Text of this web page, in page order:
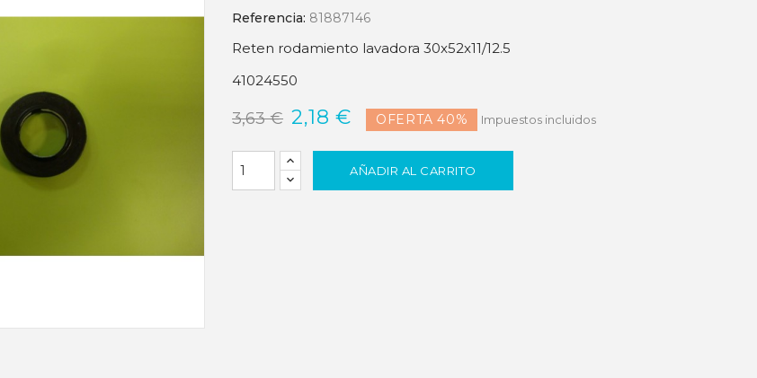
Referencia: 81887146
Reten rodamiento lavadora 30x52x11/12.5
41024550
3,63 € 2,18 € OFERTA 40% Impuestos incluidos
AÑADIR AL CARRITO